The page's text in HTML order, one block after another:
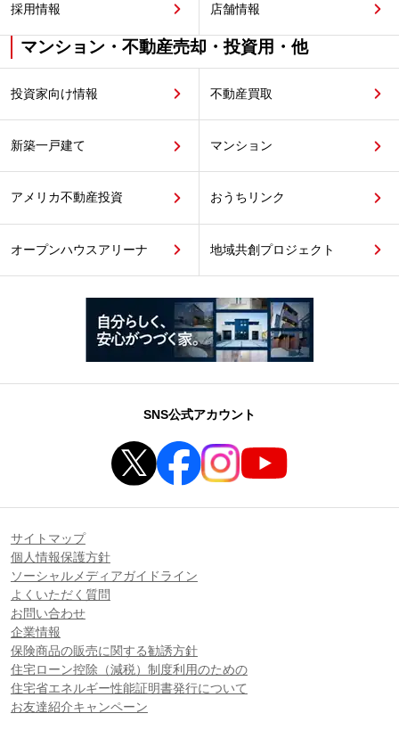
採用情報 店舗情報
マンション・不動産売却・投資用・他
投資家向け情報 不動産買取
新築一戸建て マンション
アメリカ不動産投資 おうちリンク
オープンハウスアリーナ 地域共創プロジェクト
SNS公式アカウント
サイトマップ
個人情報保護方針
ソーシャルメディアガイドライン
よくいただく質問
お問い合わせ
企業情報
保険商品の販売に関する勧誘方針
住宅ローン控除（減税）制度利用のための
住宅省エネルギー性能証明書発行について
お友達紹介キャンペーン